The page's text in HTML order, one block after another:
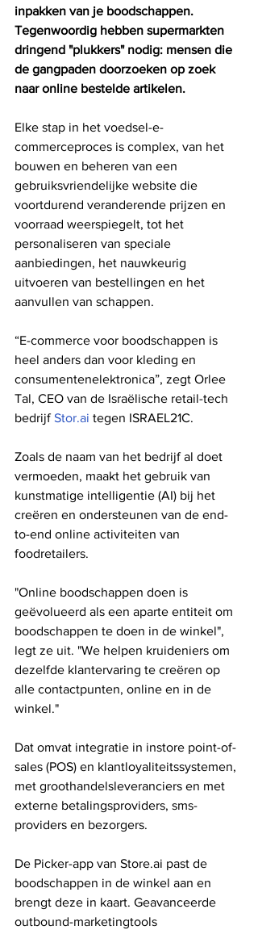
inpakken van je boodschappen.
Tegenwoordig hebben supermarkten
dringend "plukkers" nodig: mensen die
de gangpaden doorzoeken op zoek
naar online bestelde artikelen.
Elke stap in het voedsel-e-
commerceproces is complex, van het
bouwen en beheren van een
gebruiksvriendelijke website die
voortdurend veranderende prijzen en
voorraad weerspiegelt, tot het
personaliseren van speciale
aanbiedingen, het nauwkeurig
uitvoeren van bestellingen en het
aanvullen van schappen.
“E-commerce voor boodschappen is
heel anders dan voor kleding en
consumentenelektronica”, zegt Orlee
Tal, CEO van de Israëlische retail-tech
bedrijf Stor.ai tegen ISRAEL21C.
Zoals de naam van het bedrijf al doet
vermoeden, maakt het gebruik van
kunstmatige intelligentie (AI) bij het
creëren en ondersteunen van de end-
to-end online activiteiten van
foodretailers.
"Online boodschappen doen is
geëvolueerd als een aparte entiteit om
boodschappen te doen in de winkel",
legt ze uit. "We helpen kruideniers om
dezelfde klantervaring te creëren op
alle contactpunten, online en in de
winkel."
Dat omvat integratie in instore point-of-
sales (POS) en klantloyaliteitssystemen,
met groothandelsleveranciers en met
externe betalingsproviders, sms-
providers en bezorgers.
De Picker-app van Store.ai past de
boodschappen in de winkel aan en
brengt deze in kaart. Geavanceerde
outbound-marketingtools